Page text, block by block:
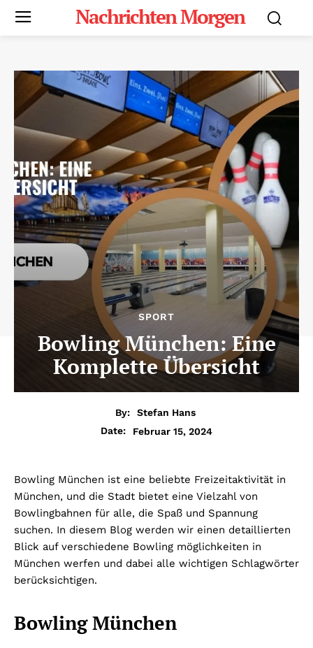
Nachrichten Morgen
SPORT
Bowling München: Eine
Komplette Übersicht
By:
Stefan Hans
Date:
Februar 15, 2024
Bowling München ist eine beliebte Freizeitaktivität in
München, und die Stadt bietet eine Vielzahl von
Bowlingbahnen für alle, die Spaß und Spannung
suchen. In diesem Blog werden wir einen detaillierten
Blick auf verschiedene Bowling möglichkeiten in
München werfen und dabei alle wichtigen Schlagwörter
berücksichtigen.
Bowling München